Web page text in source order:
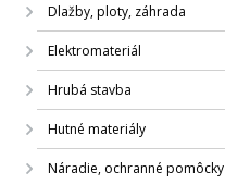
Dlažby, ploty, záhrada
Elektromateriál
Hrubá stavba
Hutné materiály
Náradie, ochranné pomôcky